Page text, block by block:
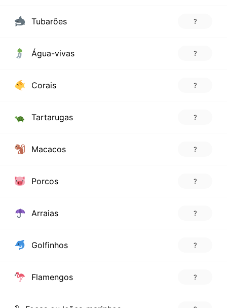
Tubarões ?
Água-vivas ?
Corais ?
Tartarugas ?
Macacos ?
Porcos ?
Arraias ?
Golfinhos ?
Flamengos ?